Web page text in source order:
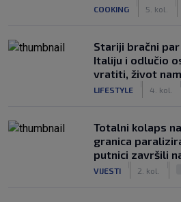
COOKING 5. kol.
Stariji bračni
Italiju i odlučio
vratiti, život
LIFESTYLE 4. kol.
Totalni kolaps
granica
putnici završili
VIJESTI 2. kol.